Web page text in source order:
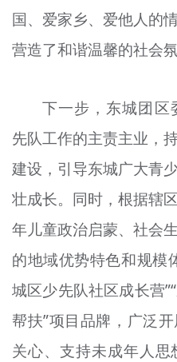
国、爱家乡、爱他人的
营造了和谐温馨的社会氛
下一步，东城团区
先队工作的主责主业，
建设，引导东城广大青
壮成长。同时，根据辖
年儿童政治启蒙、社会
的地域优势特色和规模
城区少先队社区成长营
帮扶”项目品牌，广泛
关心、支持未成年人